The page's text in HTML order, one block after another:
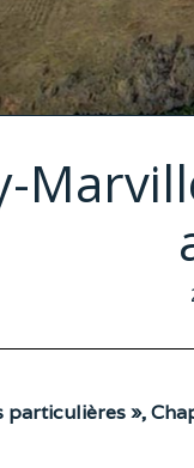
particulières »,